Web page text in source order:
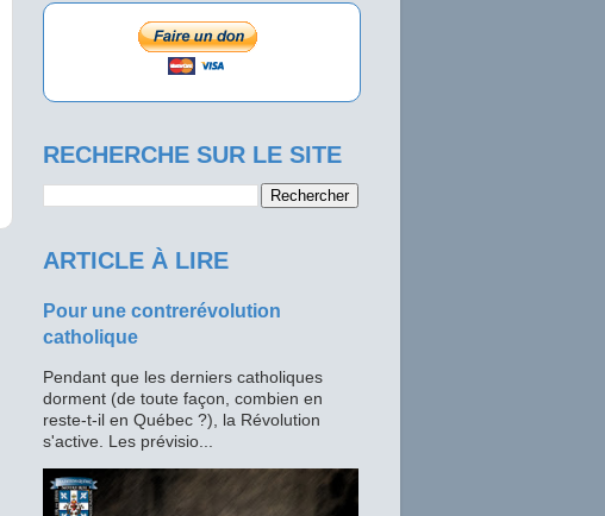
RECHERCHE SUR LE SITE
ARTICLE À LIRE
Pour une contrerévolution
catholique
Pendant que les derniers catholiques
dorment (de toute façon, combien en
reste-t-il en Québec ?), la Révolution
s'active. Les prévisio...